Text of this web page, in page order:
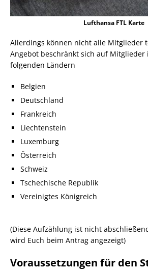
Lufthansa FTL Karte
Allerdings können nicht alle Mitglieder
Angebot beschränkt sich auf Mitglieder
folgenden Ländern
Belgien
Deutschland
Frankreich
Liechtenstein
Luxemburg
Österreich
Schweiz
Tschechische Republik
Vereinigtes Königreich
(Diese Aufzählung ist nicht
wird Euch beim Antrag angezeigt)
Voraussetzungen für den